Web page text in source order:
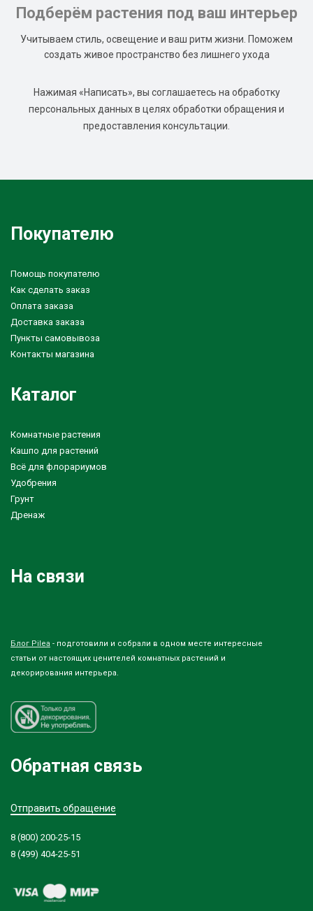
Подберём растения под ваш интерьер
Учитываем стиль, освещение и ваш ритм жизни. Поможем
создать живое пространство без лишнего ухода
Нажимая «Написать», вы соглашаетесь на обработку
персональных данных в целях обработки обращения и
предоставления консультации.
Покупателю
Помощь покупателю
Как сделать заказ
Оплата заказа
Доставка заказа
Пункты самовывоза
Контакты магазина
Каталог
Комнатные растения
Кашпо для растений
Всё для флорариумов
Удобрения
Грунт
Дренаж
На связи
Блог Pilea - подготовили и собрали в одном месте интересные
статьи от настоящих ценителей комнатных растений и
декорирования интерьера.
Обратная связь
Отправить обращение
8 (800) 200-25-15
8 (499) 404-25-51